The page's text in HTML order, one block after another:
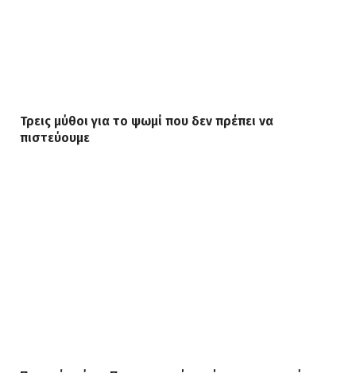
Τρεις μύθοι για το ψωμί που δεν πρέπει να
πιστεύουμε